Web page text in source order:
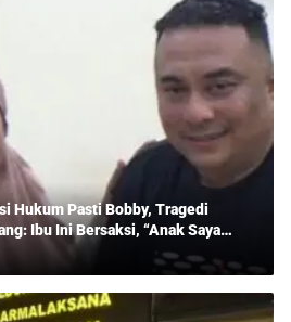
Hukum Pasti Bobby, Tragedi
Ibu Ini Bersaksi, “Anak Saya
Bukan Bandar Narkoba!”